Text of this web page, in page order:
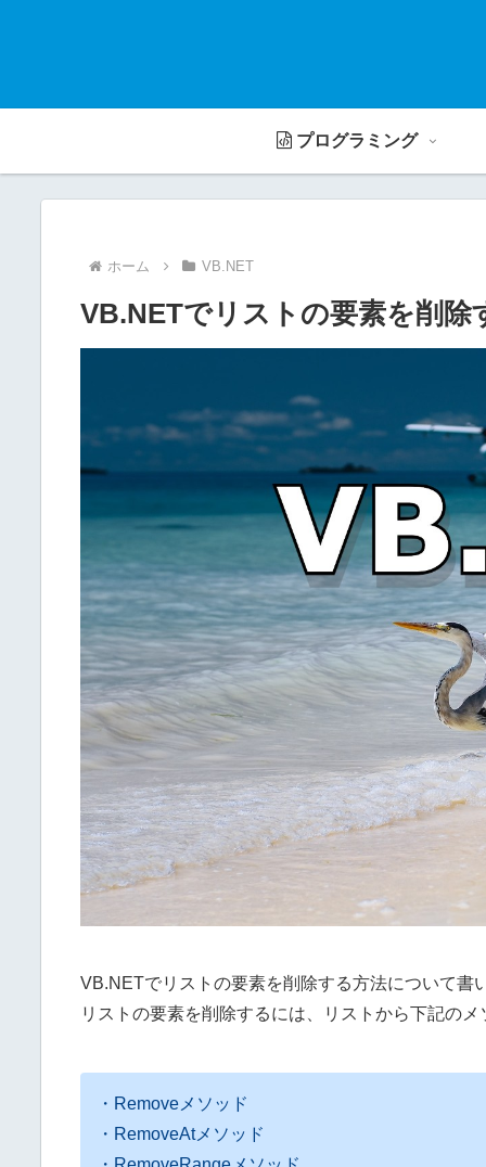
プログラミング
ホーム VB.NET
VB.NETでリストの要素を削除
VB.NETでリストの要素を削除する方法について書
リストの要素を削除するには、リストから下記の
・Removeメソッド
・RemoveAtメソッド